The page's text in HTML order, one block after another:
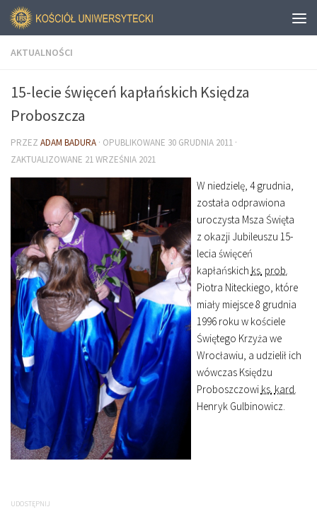
AKTUALNOŚCI
15-lecie święceń kapłańskich Księdza
Proboszcza
PRZEZ ADAM BADURA · OPUBLIKOWANE 30 GRUDNIA 2011 ·
ZAKTUALIZOWANE 21 WRZEŚNIA 2021
W niedzielę, 4 grudnia,
została odprawiona
uroczysta Msza Święta
z okazji Jubileuszu 15-
lecia święceń
kapłańskich ks. prob.
Piotra Niteckiego, które
miały miejsce 8 grudnia
1996 roku w kościele
Świętego Krzyża we
Wrocławiu, a udzielił ich
wówczas Księdzu
Proboszczowi ks. kard.
Henryk Gulbinowicz.
UDOSTĘPNIJ